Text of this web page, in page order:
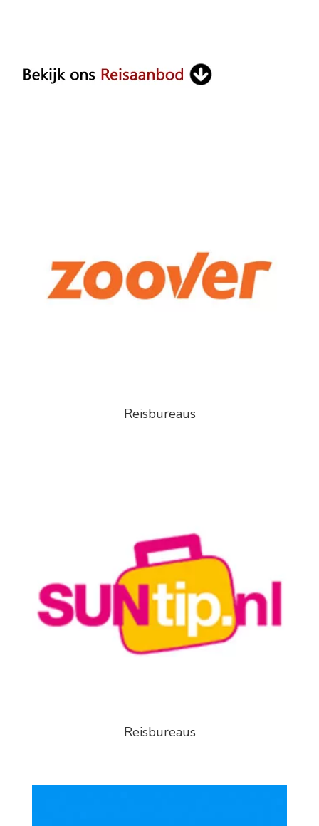
Reisbureaus
Reisbureaus